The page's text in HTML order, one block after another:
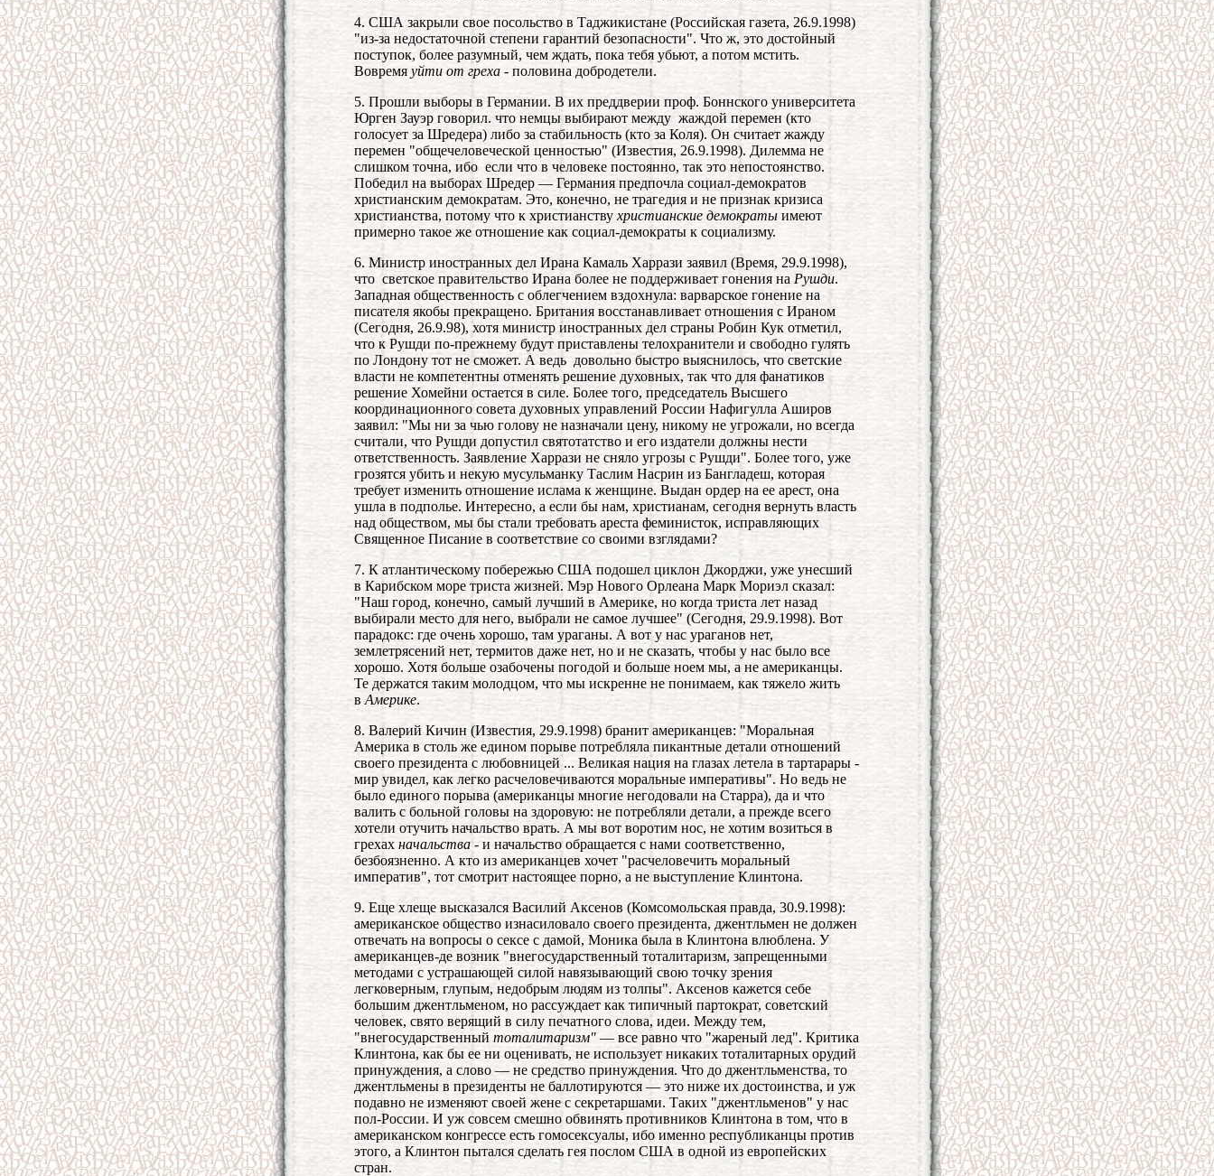
4. США закрыли свое посольство в Таджикистане (Российская газета, 26.9.1998)
"из-за недостаточной степени гарантий безопасности". Что ж, это достойный
поступок, более разумный, чем ждать, пока тебя убьют, а потом мстить.
Вовремя уйти от греха - половина добродетели.
5. Прошли выборы в Германии. В их преддверии проф. Боннского университета
Юрген Зауэр говорил. что немцы выбирают между жаждой перемен (кто
голосует за Шредера) либо за стабильность (кто за Коля). Он считает жажду
перемен "общечеловеческой ценностью" (Известия, 26.9.1998). Дилемма не
слишком точна, ибо если что в человеке постоянно, так это непостоянство.
Победил на выборах Шредер — Германия предпочла социал-демократов
христианским демократам. Это, конечно, не трагедия и не признак кризиса
христианства, потому что к христианству христианские демократы имеют
примерно такое же отношение как социал-демократы к социализму.
6. Министр иностранных дел Ирана Камаль Харрази заявил (Время, 29.9.1998),
что светское правительство Ирана более не поддерживает гонения на Рушди.
Западная общественность с облегчением вздохнула: варварское гонение на
писателя якобы прекращено. Британия восстанавливает отношения с Ираном
(Сегодня, 26.9.98), хотя министр иностранных дел страны Робин Кук отметил,
что к Рушди по-прежнему будут приставлены телохранители и свободно гулять
по Лондону тот не сможет. А ведь довольно быстро выяснилось, что светские
власти не компетентны отменять решение духовных, так что для фанатиков
решение Хомейни остается в силе. Более того, председатель Высшего
координационного совета духовных управлений России Нафигулла Аширов
заявил: "Мы ни за чью голову не назначали цену, никому не угрожали, но всегда
считали, что Рушди допустил святотатство и его издатели должны нести
ответственность. Заявление Харрази не сняло угрозы с Рушди". Более того, уже
грозятся убить и некую мусульманку Таслим Насрин из Бангладеш, которая
требует изменить отношение ислама к женщине. Выдан ордер на ее арест, она
ушла в подполье. Интересно, а если бы нам, христианам, сегодня вернуть власть
над обществом, мы бы стали требовать ареста феминисток, исправляющих
Священное Писание в соответствие со своими взглядами?
7. К атлантическому побережью США подошел циклон Джорджи, уже унесший
в Карибском море триста жизней. Мэр Нового Орлеана Марк Мориэл сказал:
"Наш город, конечно, самый лучший в Америке, но когда триста лет назад
выбирали место для него, выбрали не самое лучшее" (Сегодня, 29.9.1998). Вот
парадокс: где очень хорошо, там ураганы. А вот у нас ураганов нет,
землетрясений нет, термитов даже нет, но и не сказать, чтобы у нас было все
хорошо. Хотя больше озабочены погодой и больше ноем мы, а не американцы.
Те держатся таким молодцом, что мы искренне не понимаем, как тяжело жить
в Америке.
8. Валерий Кичин (Известия, 29.9.1998) бранит американцев: "Моральная
Америка в столь же едином порыве потребляла пикантные детали отношений
своего президента с любовницей ... Великая нация на глазах летела в тартарары -
мир увидел, как легко расчеловечиваются моральные императивы". Но ведь не
было единого порыва (американцы многие негодовали на Старра), да и что
валить с больной головы на здоровую: не потребляли детали, а прежде всего
хотели отучить начальство врать. А мы вот воротим нос, не хотим возиться в
грехах начальства- и начальство обращается с нами соответственно,
безбоязненно. А кто из американцев хочет "расчеловечить моральный
императив", тот смотрит настоящее порно, а не выступление Клинтона.
9. Еще хлеще высказался Василий Аксенов (Комсомольская правда, 30.9.1998):
американское общество изнасиловало своего президента, джентльмен не должен
отвечать на вопросы о сексе с дамой, Моника была в Клинтона влюблена. У
американцев-де возник "внегосударственный тоталитаризм, запрещенными
методами с устрашающей силой навязывающий свою точку зрения
легковерным, глупым, недобрым людям из толпы". Аксенов кажется себе
большим джентльменом, но рассуждает как типичный партократ, советский
человек, свято верящий в силу печатного слова, идеи. Между тем,
"внегосударственный тоталитаризм"— все равно что "жареный лед". Критика
Клинтона, как бы ее ни оценивать, не использует никаких тоталитарных орудий
принуждения, а слово — не средство принуждения. Что до джентльменства, то
джентльмены в президенты не баллотируются — это ниже их достоинства, и уж
подавно не изменяют своей жене с секретаршами. Таких "джентльменов" у нас
пол-России. И уж совсем смешно обвинять противников Клинтона в том, что в
американском конгрессе есть гомосексуалы, ибо именно республиканцы против
этого, а Клинтон пытался сделать гея послом США в одной из европейских
стран.